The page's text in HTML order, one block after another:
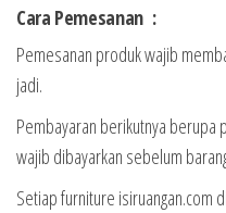
Cara Pemesanan :
Pemesanan produk wajib
jadi.
Pembayaran berikutnya berupa
wajib dibayarkan sebelum
Setiap furniture isiruangan.com